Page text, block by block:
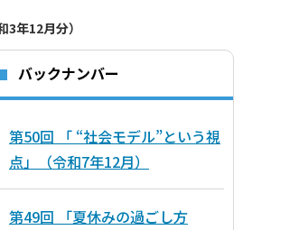
年12月分）
バックナンバー
第50回 「 “社会モデル”という視
点」（令和7年12月）
第49回 「夏休みの過ごし方